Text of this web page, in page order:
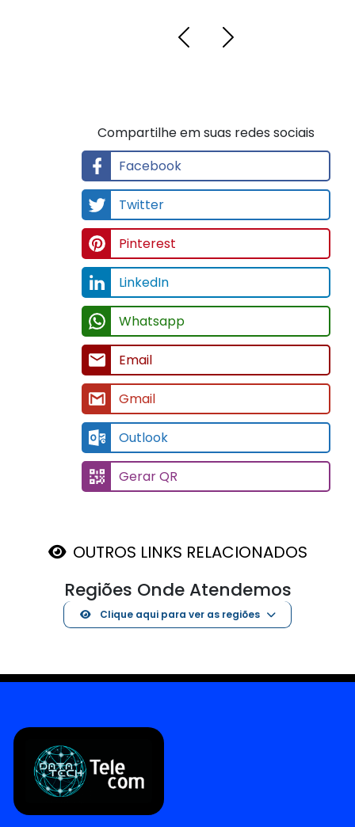
Compartilhe em suas redes sociais
Facebook
Twitter
Pinterest
LinkedIn
Whatsapp
Email
Gmail
Outlook
Gerar QR
OUTROS LINKS RELACIONADOS
Regiões Onde Atendemos
Clique aqui para ver as regiões